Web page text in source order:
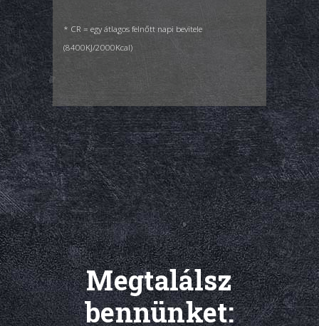
* CR = egy átlagos felnőtt napi bevitele
(8400KJ/2000Kcal)
Megtalálsz
bennünket: